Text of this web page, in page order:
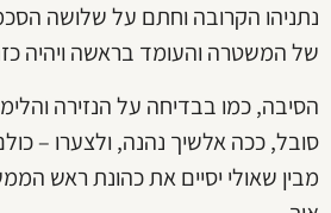
נתניהו הקרובה וחתם על שלושה
של המשטרה והעומד בראשה ויהיה
הסיבה, כמו בבדיחה על הנזירה
סובל, ככה אלשיך נהנה, ולצערו –
מבין שאולי יסיים את כהונת ראש